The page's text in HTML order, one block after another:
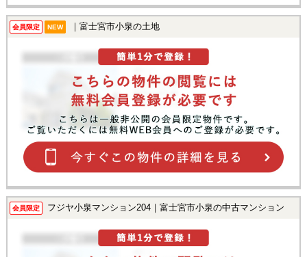
会員限定 NEW ｜富士宮市小泉の土地
会員限定 フジヤ小泉マンション204｜富士宮市小泉の中古マンション